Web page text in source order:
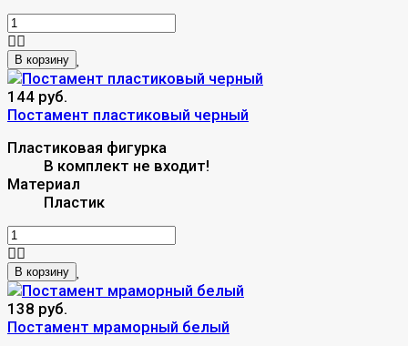
В корзину
144 руб.
Постамент пластиковый черный
Пластиковая фигурка
В комплект не входит!
Материал
Пластик
В корзину
138 руб.
Постамент мраморный белый